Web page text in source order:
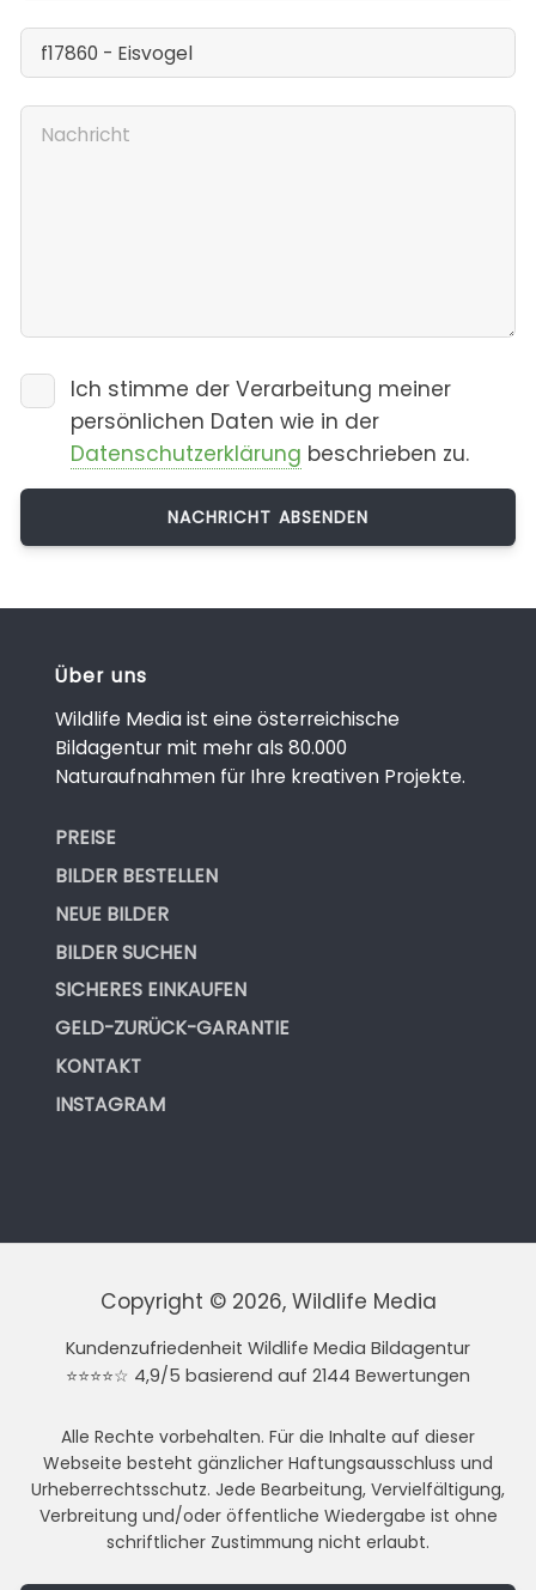
Ich stimme der Verarbeitung meiner
persönlichen Daten wie in der
Datenschutzerklärung beschrieben zu.
Über uns
Wildlife Media ist eine österreichische
Bildagentur mit mehr als 80.000
Naturaufnahmen für Ihre kreativen Projekte.
PREISE
BILDER BESTELLEN
NEUE BILDER
BILDER SUCHEN
SICHERES EINKAUFEN
GELD-ZURÜCK-GARANTIE
KONTAKT
INSTAGRAM
Copyright © 2026, Wildlife Media
Kundenzufriedenheit Wildlife Media Bildagentur
⭐⭐⭐⭐☆ 4,9/5 basierend auf 2144 Bewertungen
Alle Rechte vorbehalten. Für die Inhalte auf dieser
Webseite besteht gänzlicher Haftungsausschluss und
Urheberrechtsschutz. Jede Bearbeitung, Vervielfältigung,
Verbreitung und/oder öffentliche Wiedergabe ist ohne
schriftlicher Zustimmung nicht erlaubt.